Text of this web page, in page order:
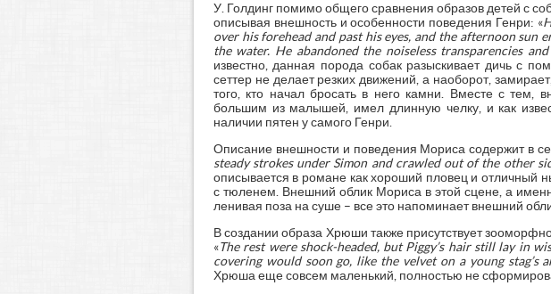
У. Голдинг помимо общего сравнения образов детей с
описывая внешность и особенности поведения Генри: «
over his forehead and past his eyes, and the afternoon
the water. He abandoned the noiseless transparencies
известно, данная порода собак разыскивает дичь с
сеттер не делает резких движений, а наоборот,
того, кто начал бросать в него камни. Вместе с
большим из малышей, имел длинную челку, и как
наличии пятен у самого Генри.
Описание внешности и поведения Мориса содержит в
steady strokes under Simon and crawled out of the other
описывается в романе как хороший пловец и отличный
с тюленем. Внешний облик Мориса в этой сцене, а
ленивая поза на суше – все это напоминает внешний
В создании образа Хрюши также присутствует
«The rest were shock-headed, but Piggy’s hair still lay in
covering would soon go, like the velvet on a young stag’s
Хрюша еще совсем маленький, полностью не